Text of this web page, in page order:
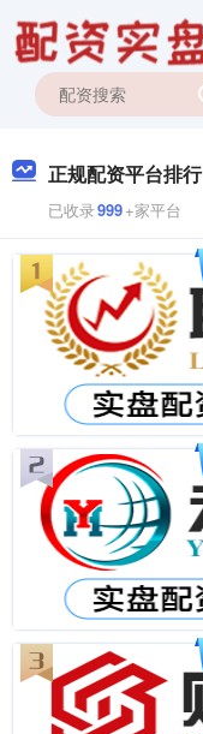
正规配资平台排行
已收录999+家平台